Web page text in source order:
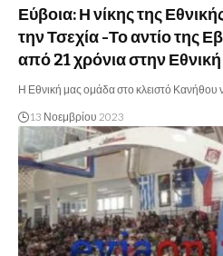
Εύβοια: Η νίκης της
την Τσεχία -Το αντίο της
από 21 χρόνια στην
Η Εθνική μας ομάδα στο κλειστό Κανήθου
13 Νοεμβρίου 2023